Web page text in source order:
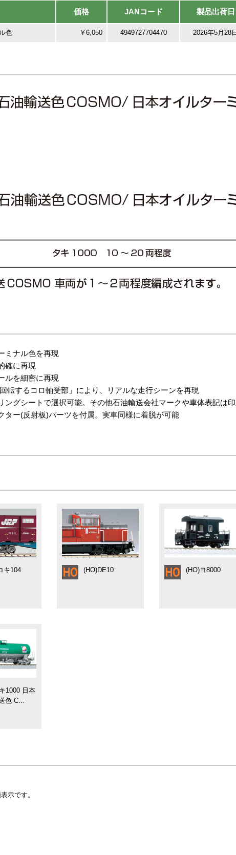
価格 JANコード 製品出荷日
色 ￥6,050 4949727704470 2026年5月28日
ミナル色を再現
確に再現
ルを細密に再現
転するコロ軸受部」により、リアルな走行シーンを再現
グシートで選択可能。その他石油輸送会社マークや車体表記は
ー(反射板)パーツを付属。実車同様に着脱が可能
キ104 (HO)DE10 (HO)ヨ8000
1000 日本
色 C...
示です。